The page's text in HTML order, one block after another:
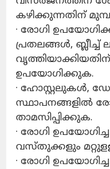
കഴിക്കുന്നതിന്
· രോഗി
പ്രതലങ്ങള്‍, ബ്ലീച്ച്
ഉപയോഗിക്കുക.
· ഹോസ്റ്റലുകള്‍,
സ്ഥാപനങ്ങളില്‍
താമസിപ്പിക്കുക.
· രോഗി
വസ്തുക്കളും
· രോഗി